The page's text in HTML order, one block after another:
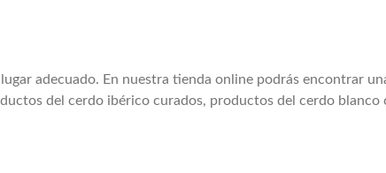
adecuado. En nuestra tienda online podrás encontrar
del cerdo ibérico curados, productos del cerdo blanco